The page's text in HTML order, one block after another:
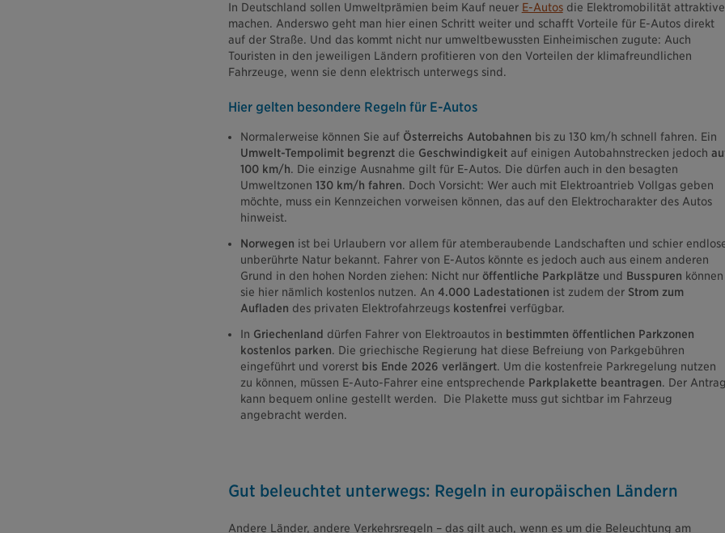
In Deutschland sollen Umweltprämien beim Kauf neuer E-Autosdie Elektromobilität
machen. Anderswo geht man hier einen Schritt weiter und schafft Vorteile für E-Autos direkt
auf der Straße. Und das kommt nicht nur umweltbewussten Einheimischen zugute: Auch
Touristen in den jeweiligen Ländern profitieren von den Vorteilen der klimafreundlichen
Fahrzeuge, wenn sie denn elektrisch unterwegs sind.
Hier gelten besondere Regeln für E-Autos
Normalerweise können Sie auf Österreichs Autobahnen bis zu 130 km/h schnell fahren. Ein
Umwelt-Tempolimit begrenzt die Geschwindigkeitauf einigen Autobahnstrecken jedoch
100 km/h. Die einzige Ausnahme gilt für E-Autos. Die dürfen auch in den besagten
Umweltzonen 130 km/h fahren. Doch Vorsicht: Wer auch mit Elektroantrieb Vollgas geben
möchte, muss ein Kennzeichen vorweisen können, das auf den Elektrocharakter des Autos
hinweist.
Norwegen ist bei Urlaubern vor allem für atemberaubende Landschaften und schier
unberührte Natur bekannt. Fahrer von E-Autos könnte es jedoch auch aus einem anderen
Grund in den hohen Norden ziehen: Nicht nur öffentliche Parkplätze und Busspuren können
sie hier nämlich kostenlos nutzen. An 4.000 Ladestationen ist zudem der Strom zum
Aufladen des privaten Elektrofahrzeugs kostenfrei verfügbar.
In Griechenland dürfen Fahrer von Elektroautos in bestimmten öffentlichen Parkzonen
kostenlos parken. Die griechische Regierung hat diese Befreiung von Parkgebühren
eingeführt und vorerstbis Ende 2026 verlängert. Um die kostenfreie Parkregelung nutzen
zu können, müssen E-Auto-Fahrer eine entsprechende Parkplakette beantragen. Der
kann bequem online gestellt werden. Die Plakette muss gut sichtbar im Fahrzeug
angebracht werden.
Gut beleuchtet unterwegs: Regeln in europäischen Ländern
Andere Länder, andere Verkehrsregeln – das gilt auch, wenn es um die Beleuchtung am